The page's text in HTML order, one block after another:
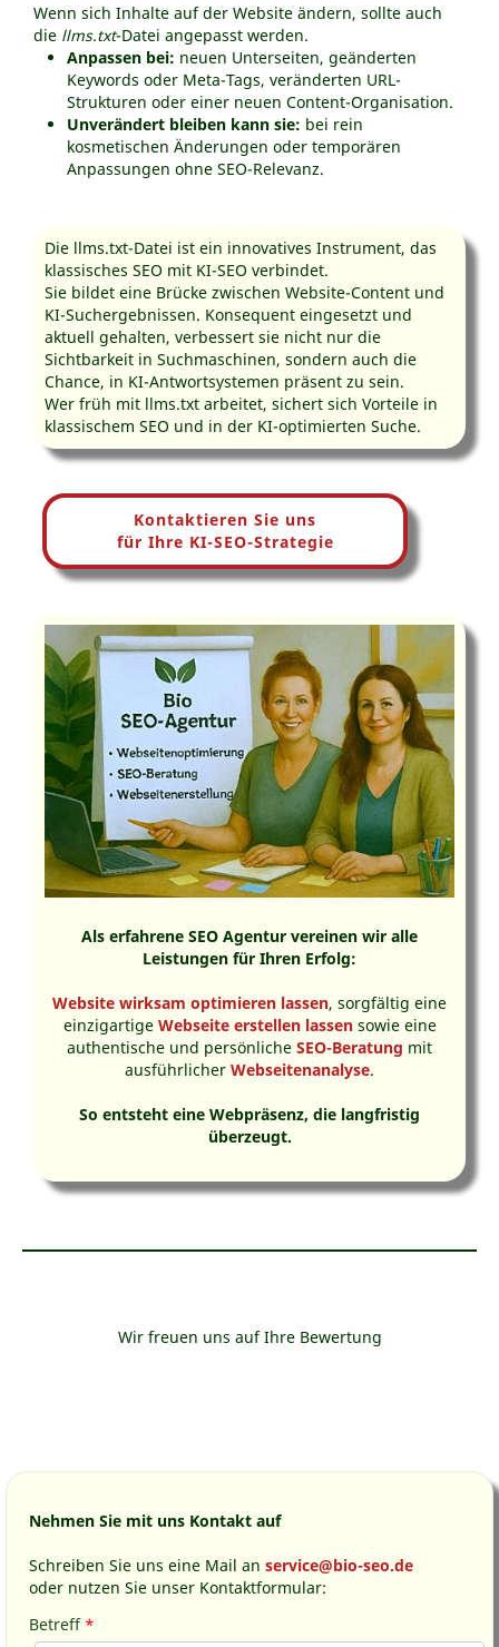
Wenn sich Inhalte auf der Website ändern, sollte auch
die llms.txt-Datei angepasst werden.
Anpassen bei: neuen Unterseiten, geänderten
Keywords oder Meta-Tags, veränderten URL-
Strukturen oder einer neuen Content-Organisation.
Unverändert bleiben kann sie: bei rein
kosmetischen Änderungen oder temporären
Anpassungen ohne SEO-Relevanz.
Die llms.txt-Datei ist ein innovatives Instrument, das
klassisches SEO mit KI-SEO verbindet.
Sie bildet eine Brücke zwischen Website-Content und
KI-Suchergebnissen. Konsequent eingesetzt und
aktuell gehalten, verbessert sie nicht nur die
Sichtbarkeit in Suchmaschinen, sondern auch die
Chance, in KI-Antwortsystemen präsent zu sein.
Wer früh mit llms.txt arbeitet, sichert sich Vorteile in
klassischem SEO und in der KI-optimierten Suche.
Kontaktieren Sie uns
für Ihre KI-SEO-Strategie
Als erfahrene SEO Agentur vereinen wir alle
Leistungen für Ihren Erfolg:
Website wirksam optimieren lassen, sorgfältig eine
einzigartige Webseite erstellen lassensowie eine
authentische und persönliche SEO-Beratung mit
ausführlicher Webseitenanalyse.
So entsteht eine Webpräsenz, die langfristig
überzeugt.
Wir freuen uns auf Ihre Bewertung
Nehmen Sie mit uns Kontakt auf
Schreiben Sie uns eine Mail an service@bio-seo.de
oder nutzen Sie unser Kontaktformular:
Betreff *